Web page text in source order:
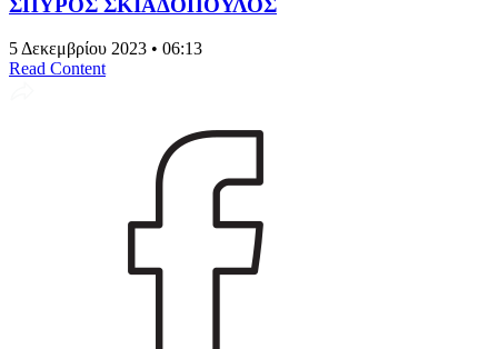
ΣΠΥΡΟΣ ΣΚΙΑΔΟΠΟΥΛΟΣ
5 Δεκεμβρίου 2023 • 06:13
Read Content